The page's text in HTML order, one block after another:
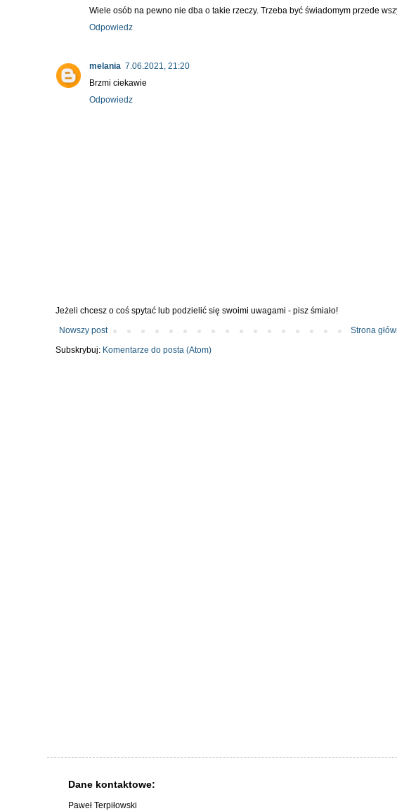
Wiele osób na pewno nie dba o takie rzeczy. Trzeba być świadomym przede
Odpowiedz
melania 7.06.2021, 21:20
Brzmi ciekawie
Odpowiedz
Jeżeli chcesz o coś spytać lub podzielić się swoimi uwagami - pisz śmiało!
Nowszy post
Strona
Subskrybuj: Komentarze do posta (Atom)
Dane kontaktowe:
Paweł Terpiłowski